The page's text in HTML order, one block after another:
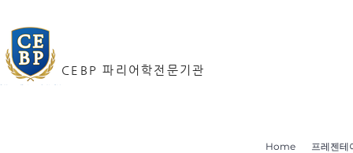
CEBP 파리어학전문기관
Home 프레젠테